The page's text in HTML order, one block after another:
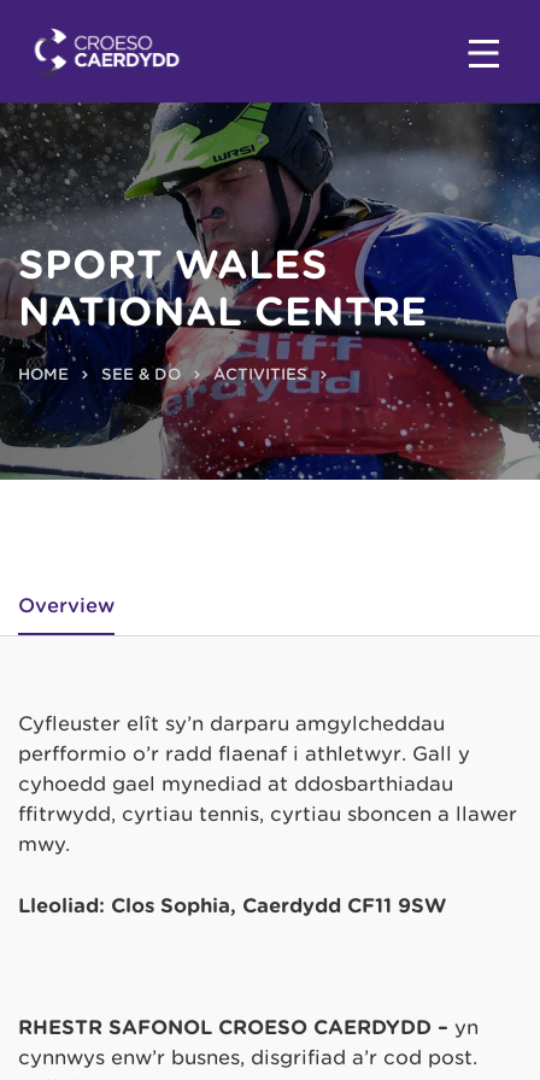
SPORT WALES
NATIONAL CENTRE
HOME SEE & DO ACTIVITIES
Overview
Cyfleuster elît sy’n darparu amgylcheddau
perfformio o’r radd flaenaf i athletwyr. Gall y
cyhoedd gael mynediad at ddosbarthiadau
ffitrwydd, cyrtiau tennis, cyrtiau sboncen a llawer
mwy.
Lleoliad: Clos Sophia, Caerdydd CF11 9SW
RHESTR SAFONOL CROESO CAERDYDD – yn
cynnwys enw’r busnes, disgrifiad a’r cod post.